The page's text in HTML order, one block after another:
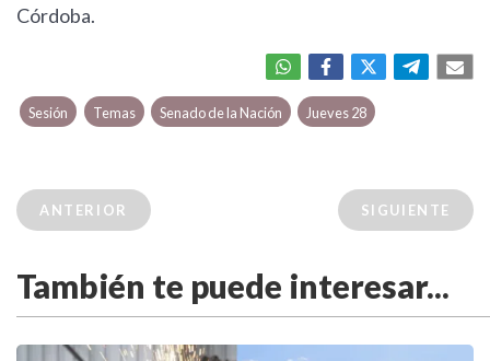
Córdoba.
Sesión Temas Senado de la Nación Jueves 28
ANTERIOR SIGUIENTE
También te puede interesar...